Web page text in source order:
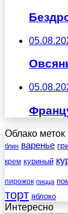
Облако меток
блин варенье
крем куриный
пирожок пицца
торт яблоко
Интересно